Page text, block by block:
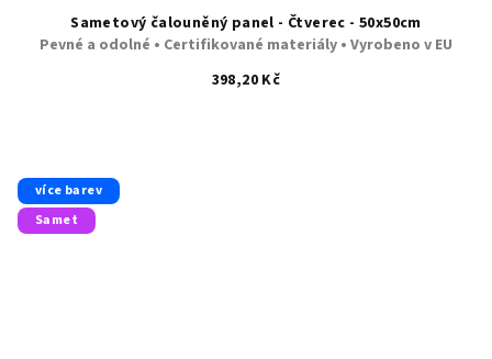
Sametový čalouněný panel - Čtverec - 50x50cm
Pevné a odolné • Certifikované materiály • Vyrobeno v EU
398,20 Kč
více barev
Samet